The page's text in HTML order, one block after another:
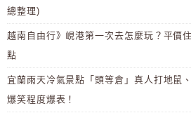
總整理)
越南自由行》峴港第一次去怎麼玩？平價
點
宜蘭雨天冷氣景點「頭等倉」真人打地鼠
爆笑程度爆表！